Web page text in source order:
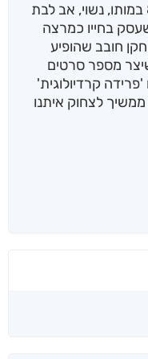
(1940-2023) בן 83 במותו, נשוי, אב לבת
בחייו כמרצה
חובב שהופיע
מספר סרטים
קרדיולוגית'
ממשיך לצחוק איתנו